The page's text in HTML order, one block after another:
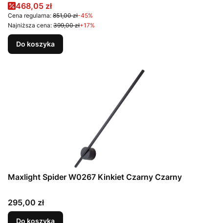
Cena promocyjna
468,05 zł
Cena regularna: 851,00 zł-45%
Najniższa cena: 399,00 zł+17%
Do koszyka
Maxlight Spider W0267 Kinkiet Czarny Czarny
Cena
295,00 zł
Do koszyka